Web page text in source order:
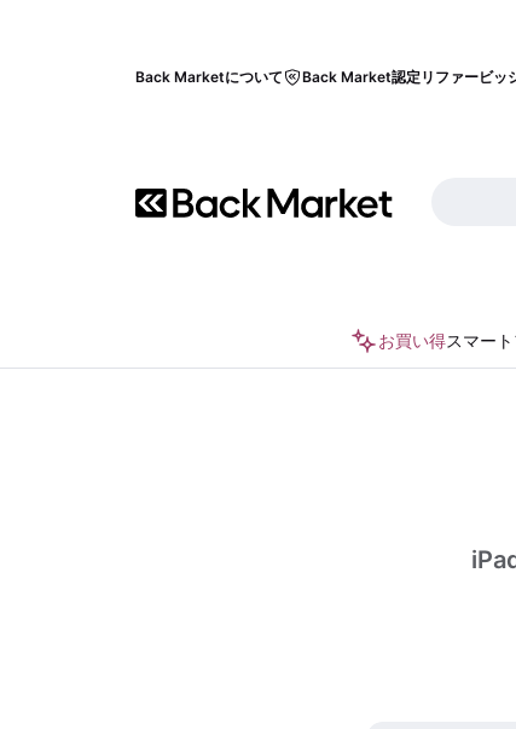
Back Marketについて Back Market認定リファービッ
お買い得スマー